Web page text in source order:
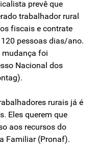
prevê que
trabalhador rural
fiscais e contrate
pessoas dias/ano.
mudança foi
Nacional dos
rurais já é
Eles querem que
aos recursos do
Familiar (Pronaf).